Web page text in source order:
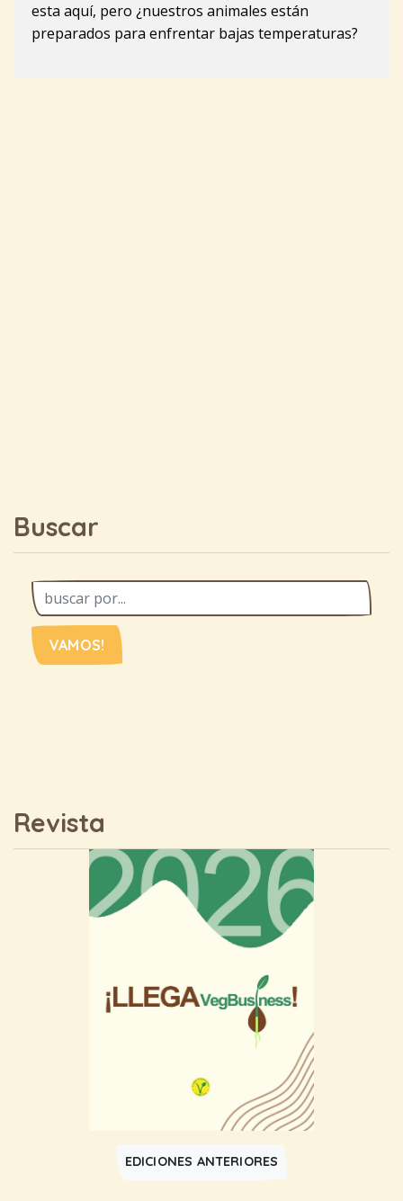
esta aquí, pero ¿nuestros animales están
preparados para enfrentar bajas temperaturas?
Buscar
VAMOS!
Revista
EDICIONES ANTERIORES